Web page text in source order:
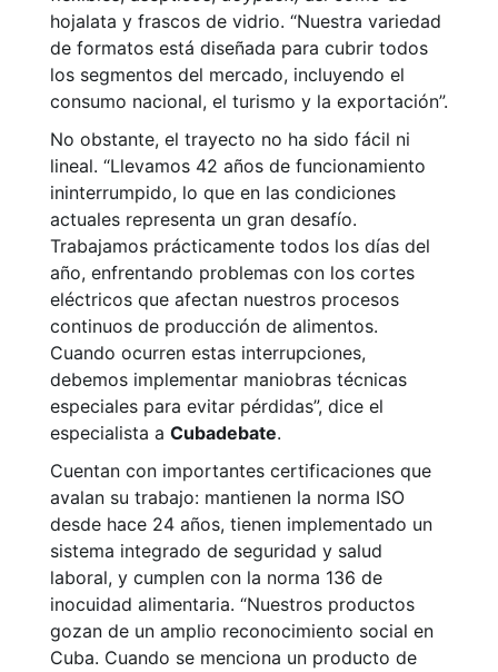
hojalata y frascos de vidrio. “Nuestra variedad
de formatos está diseñada para cubrir todos
los segmentos del mercado, incluyendo el
consumo nacional, el turismo y la exportación”.
No obstante, el trayecto no ha sido fácil ni
lineal. “Llevamos 42 años de funcionamiento
ininterrumpido, lo que en las condiciones
actuales representa un gran desafío.
Trabajamos prácticamente todos los días del
año, enfrentando problemas con los cortes
eléctricos que afectan nuestros procesos
continuos de producción de alimentos.
Cuando ocurren estas interrupciones,
debemos implementar maniobras técnicas
especiales para evitar pérdidas”, dice el
especialista a Cubadebate.
Cuentan con importantes certificaciones que
avalan su trabajo: mantienen la norma ISO
desde hace 24 años, tienen implementado un
sistema integrado de seguridad y salud
laboral, y cumplen con la norma 136 de
inocuidad alimentaria. “Nuestros productos
gozan de un amplio reconocimiento social en
Cuba. Cuando se menciona un producto de